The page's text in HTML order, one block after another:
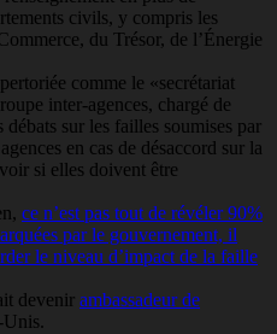
civils, y compris les
du Trésor, de l’Énergie
comme le «secrétariat
inter-agences, chargé de
débats sur les failles soumises par
en cas de désaccord sur la
si elles doivent être
ce n’est pas tout de révéler 90%
par le gouvernement, il
le niveau d’impact de la faille
devenir ambassadeur de
Unis.